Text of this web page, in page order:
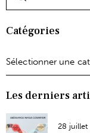
Catégories
Les derniers
28 juillet